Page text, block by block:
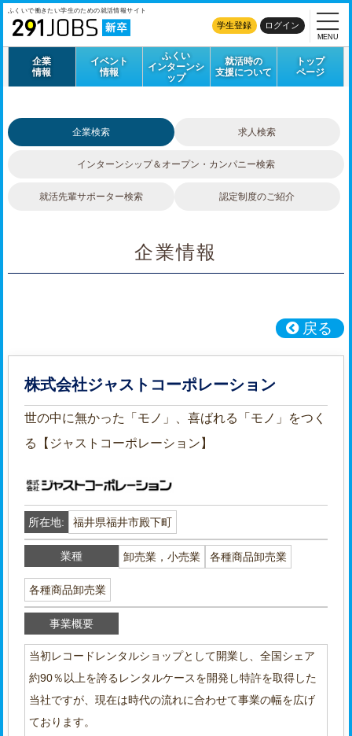
ふくいで働きたい学生のための就活情報サイト
学生登録 ログイン
企業
情報
イベント
情報
ふくい
インターンシ
ップ
就活時の
支援について
トップ
ページ
MENU
企業検索 求人検索
インターンシップ＆ オープン・カンパニー検索
就活先輩サポーター検索 認定制度のご紹介
企業情報
戻る
株式会社ジャストコーポレーション
世の中に無かった「モノ」、喜ばれる「モノ」をつく
る【ジャストコーポレーション】
所在地: 福井県福井市殿下町
業種 卸売業，小売業 各種商品卸売業
各種商品卸売業
事業概要
当初レコードレンタルショップとして開業し、全国シェア
約90％以上を誇るレンタルケースを開発し特許を取得した
当社ですが、現在は時代の流れに合わせて事業の幅を広げ
ております。